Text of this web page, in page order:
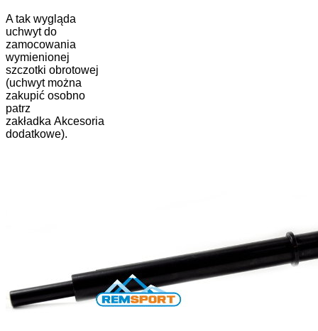
A tak wygląda
uchwyt do
zamocowania
wymienionej
szczotki obrotowej
(uchwyt można
zakupić osobno
patrz
zakładka Akcesoria
dodatkowe).